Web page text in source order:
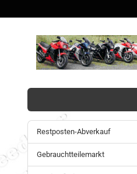
Restposten-Abverkauf
Gebrauchtteilemarkt